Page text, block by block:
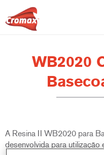
WB2020
A Resina II WB2020 para
desenvolvida para